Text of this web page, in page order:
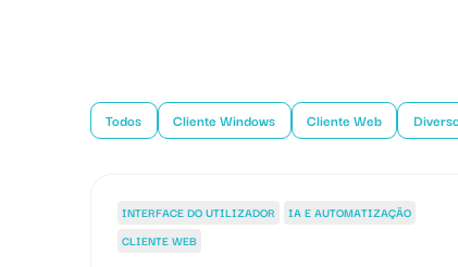
Todos Cliente Windows Cliente Web
INTERFACE DO UTILIZADOR
IA E AUTOMATIZAÇÃO
CLIENTE WEB